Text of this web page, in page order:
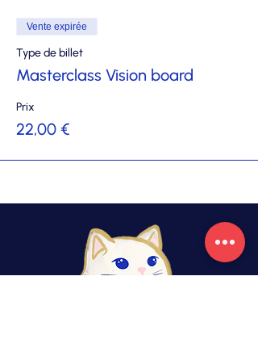
Vente expirée
Type de billet
Masterclass Vision board
Prix
22,00 €